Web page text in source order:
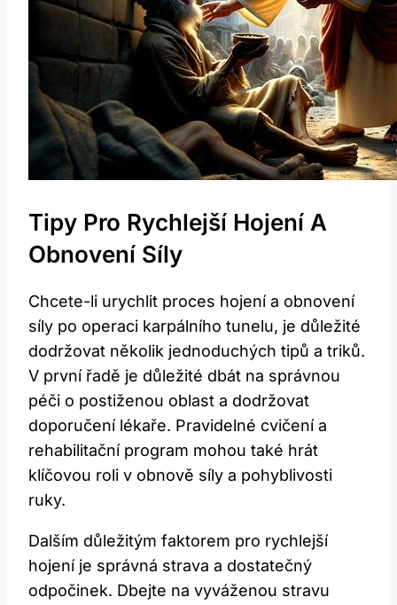
Tipy Pro Rychlejší Hojení A
Obnovení Síly
Chcete-li urychlit proces hojení a obnovení
síly po operaci karpálního tunelu, je důležité
dodržovat několik jednoduchých tipů a triků.
V první řadě je důležité dbát na správnou
péči o postiženou oblast a dodržovat
doporučení lékaře. Pravidelné cvičení a
rehabilitační program mohou také hrát
klíčovou roli v obnově síly a pohyblivosti
ruky.
Dalším důležitým faktorem pro rychlejší
hojení je správná strava a dostatečný
odpočinek. Dbejte na vyváženou stravu